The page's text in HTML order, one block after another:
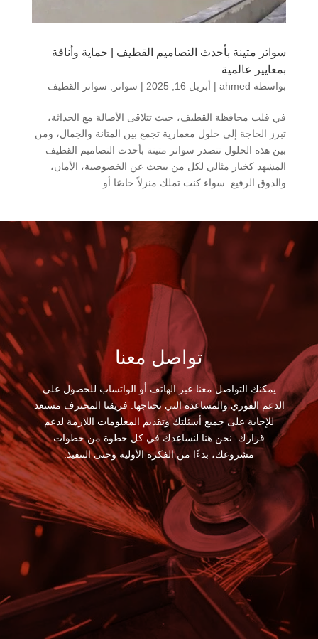
سواتر متينة بأحدث التصاميم القطيف | حماية وأناقة
بمعايير عالمية
بواسطة ahmed
| أبريل 16, 2025 | سواتر سواتر القطيف
في قلب محافظة القطيف، حيث تتلاقى الأصالة مع الحداثة،
تبرز الحاجة إلى حلول معمارية تجمع بين المتانة والجمال، ومن
بين هذه الحلول تتصدر سواتر متينة بأحدث التصاميم القطيف
المشهد كخيار مثالي لكل من يبحث عن الخصوصية، الأمان،
والذوق الرفيع. سواء كنت تملك منزلاً خاصًا أو...
تواصل معنا
يمكنك التواصل معنا عبر الهاتف أو الواتساب للحصول على
الدعم الفوري والمساعدة التي تحتاجها. فريقنا المحترف مستعد
للإجابة على جميع أسئلتك وتقديم المعلومات اللازمة لدعم
قرارك. نحن هنا لنساعدك في كل خطوة من خطوات
مشروعك، بدءًا من الفكرة الأولية وحتى التنفيذ.